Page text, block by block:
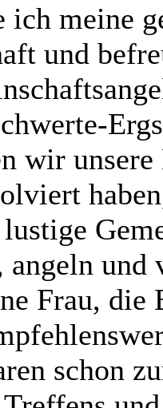
ich meine
und
wir unsere
und
Frau, die
schon